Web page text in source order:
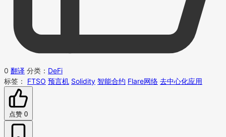
0 翻译 分类： DeFi
标签：
FTSO 预言机 Solidity 智能合约 Flare网络 去中心化应用
点赞 0